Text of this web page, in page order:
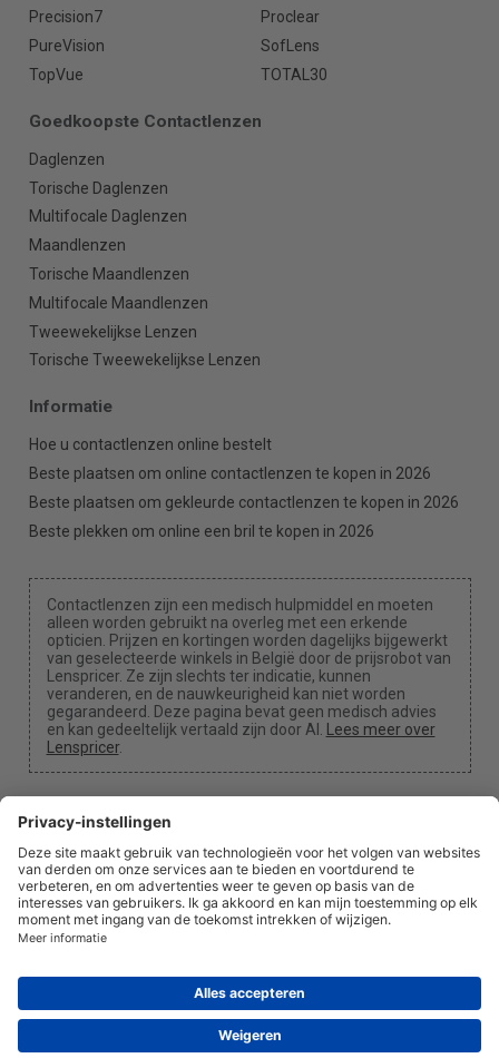
Precision7
Proclear
PureVision
SofLens
TopVue
TOTAL30
Goedkoopste Contactlenzen
Daglenzen
Torische Daglenzen
Multifocale Daglenzen
Maandlenzen
Torische Maandlenzen
Multifocale Maandlenzen
Tweewekelijkse Lenzen
Torische Tweewekelijkse Lenzen
Informatie
Hoe u contactlenzen online bestelt
Beste plaatsen om online contactlenzen te kopen in 2026
Beste plaatsen om gekleurde contactlenzen te kopen in 2026
Beste plekken om online een bril te kopen in 2026
Contactlenzen zijn een medisch hulpmiddel en moeten
alleen worden gebruikt na overleg met een erkende
opticien. Prijzen en kortingen worden dagelijks bijgewerkt
van geselecteerde winkels in België door de prijsrobot van
Lenspricer. Ze zijn slechts ter indicatie, kunnen
veranderen, en de nauwkeurigheid kan niet worden
gegarandeerd. Deze pagina bevat geen medisch advies
en kan gedeeltelijk vertaald zijn door AI. Lees meer over
Lenspricer.
Cookie-instellingen
We kunnen een commissie ontvangen als je een van
Over onsNieuwsInformatiePrivacybeleidJuridisch
info@lenspricer.be
DK44428156